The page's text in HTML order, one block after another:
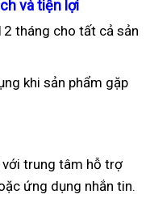
và tiện lợi
tháng cho tất cả sản
khi sản phẩm gặp
với trung tâm hỗ trợ
ứng dụng nhắn tin.